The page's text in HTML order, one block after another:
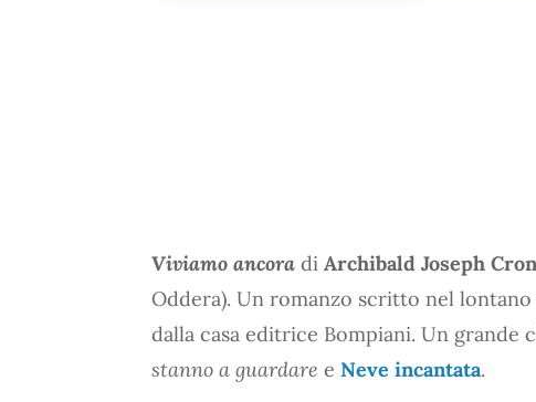
Viviamo ancora di Archibald Joseph
Oddera). Un romanzo scritto nel
dalla casa editrice Bompiani. Un grande
stanno a guardare e Neve incantata.